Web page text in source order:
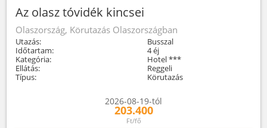
Az olasz tóvidék kincsei
Olaszország, Körutazás Olaszországban
Utazás:
Busszal
Időtartam:
4 éj
Kategória:
Hotel ***
Ellátás:
Reggeli
Típus:
Körutazás
2026-08-19-tól
203.400
Ft/fő